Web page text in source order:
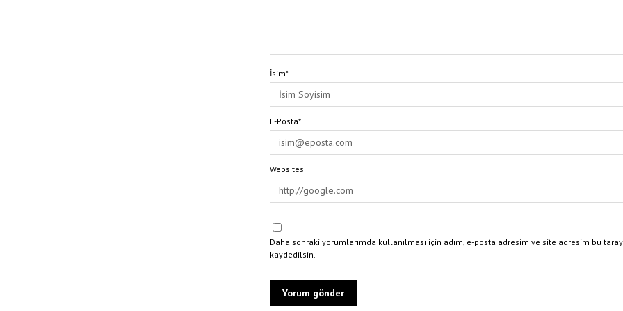
İsim*
E-Posta*
Websitesi
Daha sonraki yorumlarımda kullanılması için adım, e-posta adresim ve site adresim bu
kaydedilsin.